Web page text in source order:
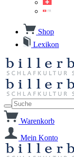
Shop
Lexikon
Warenkorb
Mein Konto